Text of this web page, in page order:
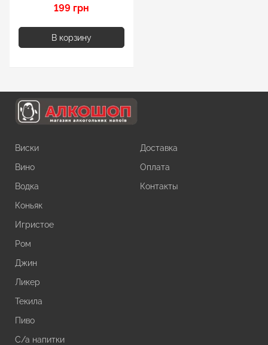
199 грн
В корзину
Виски
Вино
Водка
Коньяк
Игристое
Ром
Джин
Ликер
Текила
Пиво
С/а напитки
Доставка
Оплата
Контакты